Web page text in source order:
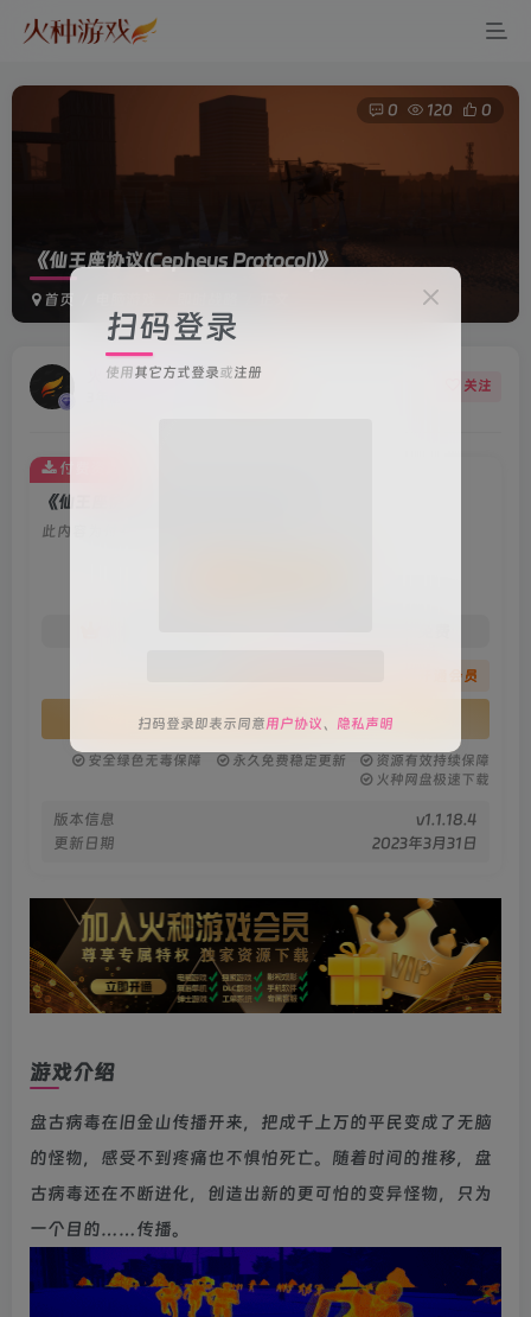
《仙王座协议(Cepheus Protocol)》
首页
0 120 0
火种游戏客服 关注
《仙王座协议(Cepheus Protocol)》
此内容为付费资源，请付费后查看
您暂无购买权限，请先开通会员
开通会员
安全绿色无毒保障 永久免费稳定更新
资源有效持续保障
火种网盘极速下载
版本信息
v1.1.18.4
更新日期
2023年3月31日
付费资源
游戏介绍
盘古病毒在旧金山传播开来，把成千上万的平民变成了无脑
的怪物，感受不到疼痛也不惧怕死亡。随着时间的推移，盘
古病毒还在不断进化，创造出新的更可怕的变异怪物，只为
一个目的……传播。
扫码登录
使用其它方式登录或注册
登录